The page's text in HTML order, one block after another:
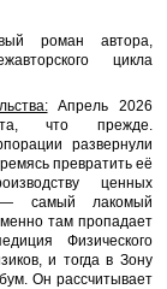
роман автора,
цикла
Апрель 2026
что прежде.
развернули
превратить её
ценных
— самый лакомый
там пропадает
Физического
и тогда в Зону
Он рассчитывает